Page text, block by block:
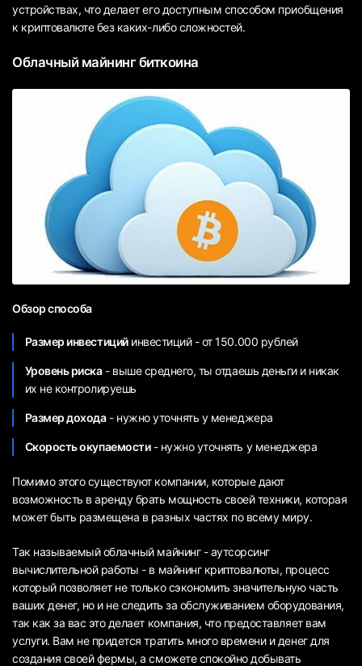
устройствах, что делает его доступным способом приобщения
к криптовалюте без каких-либо сложностей.
Облачный майнинг биткоина
Обзор способа
Размер инвестицийинвестиций - от 150.000 рублей
Уровень риска- выше среднего, ты отдаешь деньги и никак
их не контролируешь
Размер дохода- нужно уточнять у менеджера
Скорость окупаемости- нужно уточнять у менеджера
Помимо этого существуют компании, которые дают
возможность в аренду брать мощность своей техники, которая
может быть размещена в разных частях по всему миру.
Так называемый облачный майнинг - аутсорсинг
вычислительной работы - в майнинг криптовалюты, процесс
который позволяет не только сэкономить значительную часть
ваших денег, но и не следить за обслуживанием оборудования,
так как за вас это делает компания, что предоставляет вам
услуги. Вам не придется тратить много времени и денег для
создания своей фермы, а сможете спокойно добывать